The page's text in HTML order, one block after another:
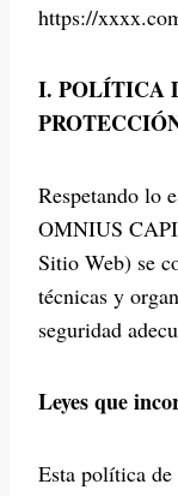
https://
I. POLÍTICA
Respetando lo
OMNIUS
Sitio Web) se
técnicas y
seguridad
Leyes que
Esta política de